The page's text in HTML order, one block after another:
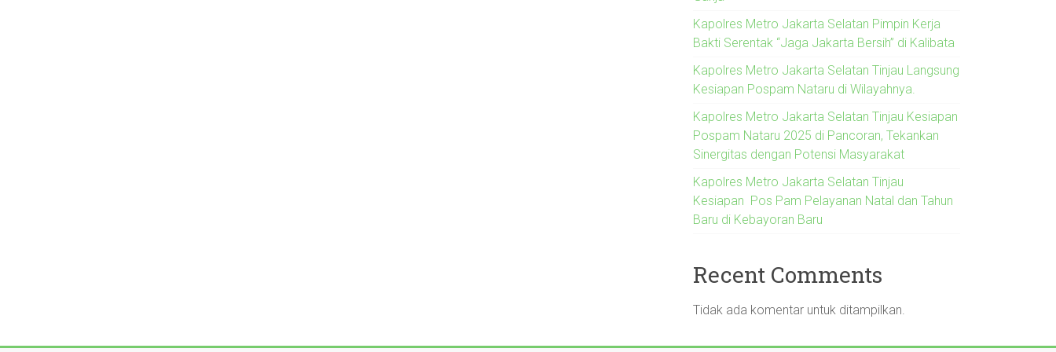
Kapolres Metro Jakarta Selatan Pimpin Kerja
Bakti Serentak “Jaga Jakarta Bersih” di Kalibata
Kapolres Metro Jakarta Selatan Tinjau Langsung
Kesiapan Pospam Nataru di Wilayahnya.
Kapolres Metro Jakarta Selatan Tinjau Kesiapan
Pospam Nataru 2025 di Pancoran, Tekankan
Sinergitas dengan Potensi Masyarakat
Kapolres Metro Jakarta Selatan Tinjau
Kesiapan Pos Pam Pelayanan Natal dan Tahun
Baru di Kebayoran Baru
Recent Comments
Tidak ada komentar untuk ditampilkan.